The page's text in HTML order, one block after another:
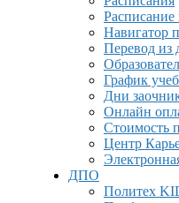
Навигатор
Перевод из
График
Дни
Онлайн
Стоимость
Центр
ДПО
Политех